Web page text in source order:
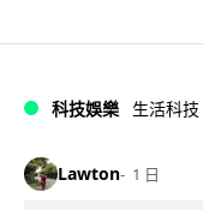
科技娛樂 生活科技
Lawton 1 日